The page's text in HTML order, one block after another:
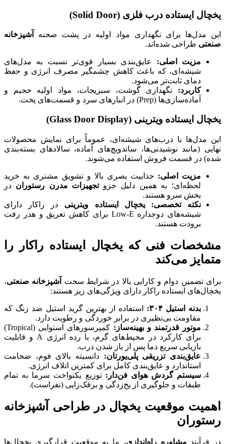
یخچال ایستاده درب فلزی (Solid Door
)
این مدل‌ها برای نگهداری مواد اولیه در پشت صحنه
آشپزخانه
صنعتی طراحی شده‌اند.
مزیت اصلی: عایق‌بندی بسیار قوی‌تر نسبت به مدل‌های
شیشه‌ای، که باعث کاهش چشمگیر مصرف انرژی و حفظ
دمای ثابت‌تر می‌شود.
کاربرد: نگهداری گوشت، سبزیجات، مواد اولیه حجیم و
آماده‌سازی‌ها (Prep) در انبارهای سرد و قسمت‌های پخت.
یخچال ایستاده ویترینی (Glass Door Display
)
این مدل‌ها با درب‌های شیشه‌ای، عموماً برای نمایش محصولات
نهایی (مانند نوشیدنی‌ها، ساندویچ‌های آماده، سالادهای بسته‌بندی
شده) در قسمت فروش استفاده می‌شوند.
مزیت اصلی: جذابیت بصری بالا و تشویق مشتری به خرید
لحظه‌ای؛ به همین دلیل جزوتجهیزات مدرن رستوران در
بخش سرو هستند.
نکته تخصصی:
یخچال ایستاده ویترینی در راکار دارای
شیشه‌های دوجداره Low-E برای کاهش تعریق و هدر رفت
برودت هستند.
مشخصات فنی که یخچال ایستاده راکار را
متمایز می‌کند
برای تضمین دوام و کارایی بالا در شرایط سخت آشپزخانه صنعتی،
یخچال‌های ایستاده راکار دارای ویژگی‌های زیر هستند:
بدنه استیل ۳۰۴:
استفاده از بهترین گرید استیل ضد زنگ که
مقاومت بی‌نظیری در برابر خوردگی و رطوبت دارد.
موتور قدرتمند و بهینه‌ساز:
کمپرسورهای استوایی (Tropical)
برای کارکرد در محیط‌های گرم، با رده انرژی A و قابلیت
بازیابی سریع دما پس از باز شدن درب.
عایق‌بندی تزریقی پلی‌یورتان: دانسیته بالای فوم، ضخامت
استاندارد و عایق‌بندی کامل برای کمترین اتلاف انرژی.
سیستم گردش هوای فن‌دار: توزیع یکنواخت سرما به تمام
طبقات و جلوگیری از یخ‌زدگی و برفک‌زایی (نفراست).
اهمیت موقعیت یخچال در طراحی آشپزخانه
رستوران
در فرآیند مشاوره راه‌اندازی، ما به موقعیت قرارگیری یخچال‌ها